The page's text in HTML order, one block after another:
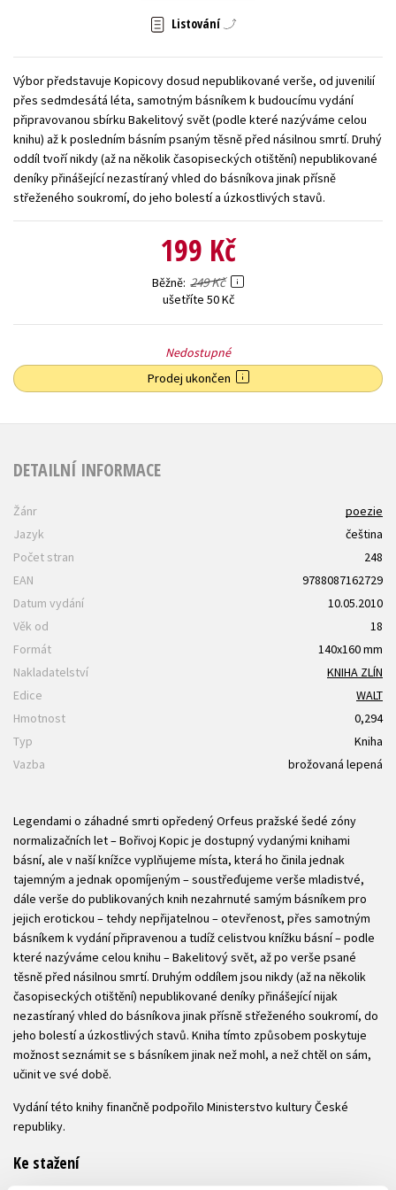
Zahraniční literatura
Listování
Výbor představuje Kopicovy dosud nepublikované verše, od juvenilií
přes sedmdesátá léta, samotným básníkem k budoucímu vydání
připravovanou sbírku Bakelitový svět (podle které nazýváme celou
knihu) až k posledním básním psaným těsně před násilnou smrtí. Druhý
oddíl tvoří nikdy (až na několik časopiseckých otištění) nepublikované
deníky přinášející nezastíraný vhled do básníkova jinak přísně
střeženého soukromí, do jeho bolestí a úzkostlivých stavů.
199 Kč
Běžně 249 Kč
ušetříte 50 Kč
Nedostupné
Prodej ukončen
DETAILNÍ INFORMACE
Žánr
poezie
Jazyk
čeština
Počet stran
248
EAN
9788087162729
Datum vydání
10.05.2010
Věk od
18
Formát
140x160 mm
Nakladatelství
KNIHA ZLÍN
Edice
WALT
Hmotnost
0,294
Typ
Kniha
Vazba
brožovaná lepená
Legendami o záhadné smrti opředený Orfeus pražské šedé zóny
normalizačních let – Bořivoj Kopic je dostupný vydanými knihami
básní, ale v naší knížce vyplňujeme místa, která ho činila jednak
tajemným a jednak opomíjeným – soustřeďujeme verše mladistvé,
dále verše do publikovaných knih nezahrnuté samým básníkem pro
jejich erotickou – tehdy nepřijatelnou – otevřenost, přes samotným
básníkem k vydání připravenou a tudíž celistvou knížku básní – podle
které nazýváme celou knihu – Bakelitový svět, až po verše psané
těsně před násilnou smrtí. Druhým oddílem jsou nikdy (až na několik
časopiseckých otištění) nepublikované deníky přinášející nijak
nezastíraný vhled do básníkova jinak přísně střeženého soukromí, do
jeho bolestí a úzkostlivých stavů. Kniha tímto způsobem poskytuje
možnost seznámit se s básníkem jinak než mohl, a než chtěl on sám,
učinit ve své době.
Vydání této knihy finančně podpořilo Ministerstvo kultury České
republiky.
Ke stažení